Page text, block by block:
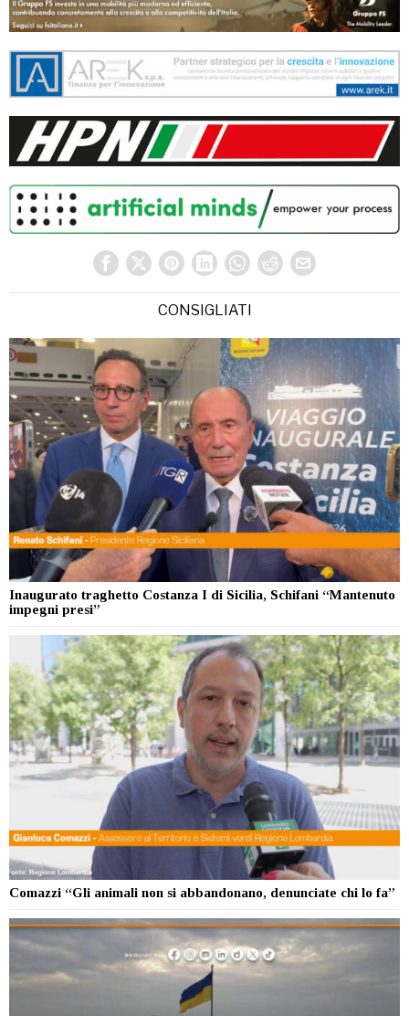
CONSIGLIATI
Inaugurato traghetto Costanza I di Sicilia, Schifani “Mantenuto
impegni presi”
Comazzi “Gli animali non si abbandonano, denunciate chi lo fa”